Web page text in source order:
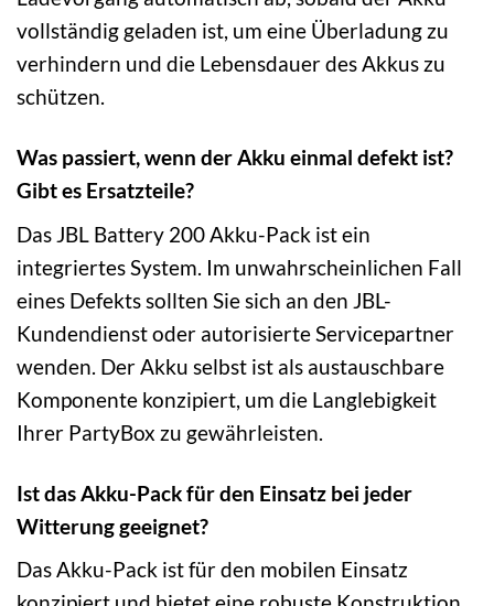
vollständig geladen ist, um eine Überladung zu
verhindern und die Lebensdauer des Akkus zu
schützen.
Was passiert, wenn der Akku einmal defekt ist?
Gibt es Ersatzteile?
Das JBL Battery 200 Akku-Pack ist ein
integriertes System. Im unwahrscheinlichen Fall
eines Defekts sollten Sie sich an den JBL-
Kundendienst oder autorisierte Servicepartner
wenden. Der Akku selbst ist als austauschbare
Komponente konzipiert, um die Langlebigkeit
Ihrer PartyBox zu gewährleisten.
Ist das Akku-Pack für den Einsatz bei jeder
Witterung geeignet?
Das Akku-Pack ist für den mobilen Einsatz